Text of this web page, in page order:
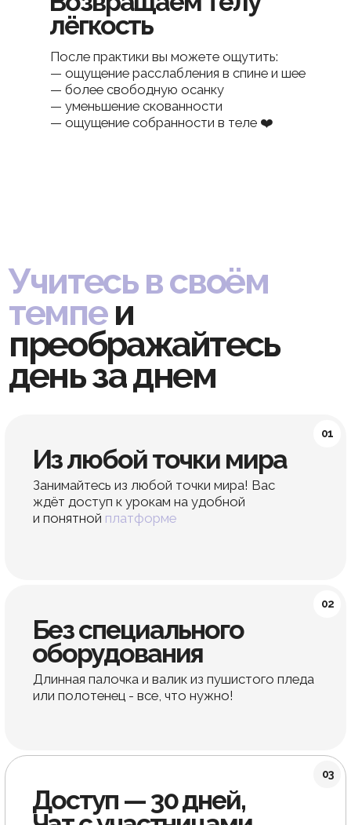
Доступ выдается сразу после покупки.
В Чате на вопросы по мини-курсу будут
отвечать Виктория и кураторы.
Короткие практики, которые легко
встроить в день — без многочасовых
процедур и постоянных походов к
10 минут
04
Присоединяйтесь
и получайте
комплименты
своей осанке!
омоложение дома
всего за 30 минут
в день